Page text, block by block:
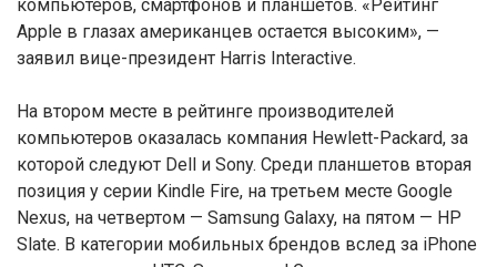
компьютеров, смартфонов и планшетов. «Рейтинг
Apple в глазах американцев остается высоким», —
заявил вице-президент Harris Interactive.
На втором месте в рейтинге производителей
компьютеров оказалась компания Hewlett-Packard, за
которой следуют Dell и Sony. Среди планшетов вторая
позиция у серии Kindle Fire, на третьем месте Google
Nexus, на четвертом — Samsung Galaxy, на пятом — HP
Slate. В категории мобильных брендов вслед за iPhone